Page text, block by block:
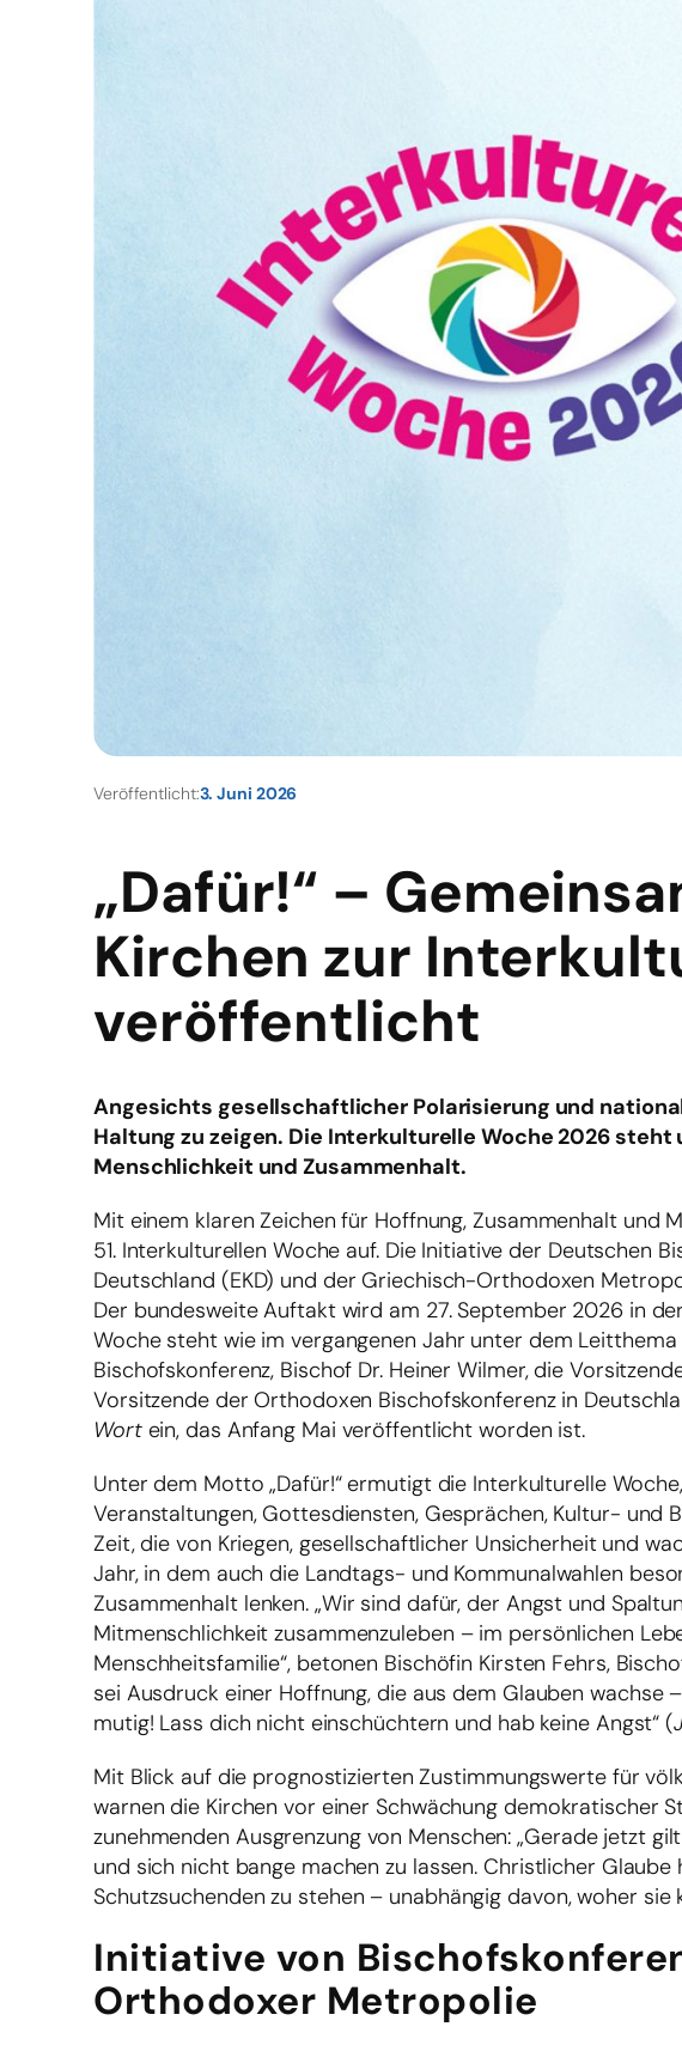
Veröffentlicht:3. Juni 2026
„Dafür!“ –
Kirchen zur
veröffentlicht
Angesichts gesellschaftlicher Polarisierung und
Haltung zu zeigen. Die Interkulturelle Woche 2026
Menschlichkeit und Zusammenhalt.
Mit einem klaren Zeichen für Hoffnung, Zusammenhalt und
51. Interkulturellen Woche auf. Die Initiative der Deutschen
Deutschland (EKD) und der Griechisch-Orthodoxen
Der bundesweite Auftakt wird am 27. September 2026 in
Woche steht wie im vergangenen Jahr unter dem
Bischofskonferenz, Bischof Dr. Heiner Wilmer, die
Vorsitzende der Orthodoxen Bischofskonferenz in
Wort ein, das Anfang Mai veröffentlicht worden ist.
Unter dem Motto „Dafür!“ ermutigt die Interkulturelle
Veranstaltungen, Gottesdiensten, Gesprächen, Kultur- und
Zeit, die von Kriegen, gesellschaftlicher Unsicherheit und
Jahr, in dem auch die Landtags- und Kommunalwahlen
Zusammenhalt lenken. „Wir sind dafür, der Angst und
Mitmenschlichkeit zusammenzuleben – im persönlichen
Menschheitsfamilie“, betonen Bischöfin Kirsten Fehrs,
sei Ausdruck einer Hoffnung, die aus dem Glauben wachse
mutig! Lass dich nicht einschüchtern und hab keine Angst“ (
Mit Blick auf die prognostizierten Zustimmungswerte für
warnen die Kirchen vor einer Schwächung demokratischer
zunehmenden Ausgrenzung von Menschen: „Gerade jetzt
und sich nicht bange machen zu lassen. Christlicher
Schutzsuchenden zu stehen – unabhängig davon, woher
Initiative von
Orthodoxer Metropolie